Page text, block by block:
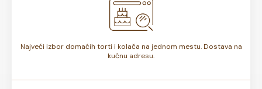
Najveći izbor domaćih torti i kolača na jednom mestu. Dostava na
kućnu adresu.